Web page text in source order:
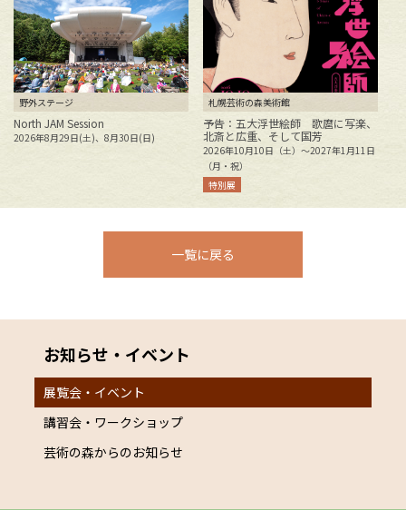
野外ステージ
North JAM Session
2026年8月29日(土)、8月30日(日)
札幌芸術の森美術館
予告：五大浮世絵師 歌麿に写楽、
北斎と広重、そして国芳
2026年10月10日（土）～2027年1月11日
（月・祝）
特別展
一覧に戻る
お知らせ・イベント
展覧会・イベント
講習会・ワークショップ
芸術の森からのお知らせ